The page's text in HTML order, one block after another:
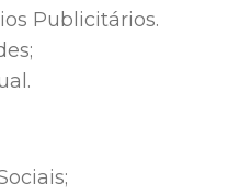
Publicitários.